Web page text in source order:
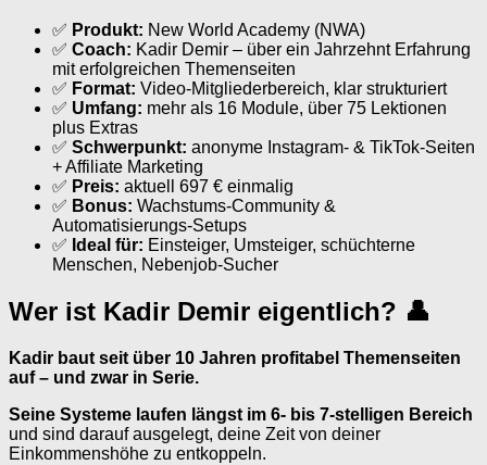
✅ Produkt: New World Academy (NWA)
✅ Coach: Kadir Demir – über ein Jahrzehnt Erfahrung
mit erfolgreichen Themenseiten
✅ Format: Video-Mitgliederbereich, klar strukturiert
✅ Umfang: mehr als 16 Module, über 75 Lektionen
plus Extras
✅ Schwerpunkt: anonyme Instagram- & TikTok-Seiten
+ Affiliate Marketing
✅ Preis: aktuell 697 € einmalig
✅ Bonus: Wachstums-Community &
Automatisierungs-Setups
✅ Ideal für: Einsteiger, Umsteiger, schüchterne
Menschen, Nebenjob-Sucher
Wer ist Kadir Demir eigentlich? 👤
Kadir baut seit über 10 Jahren profitabel Themenseiten
auf – und zwar in Serie.
Seine Systeme laufen längst im 6- bis 7-stelligen Bereich
und sind darauf ausgelegt, deine Zeit von deiner
Einkommenshöhe zu entkoppeln.